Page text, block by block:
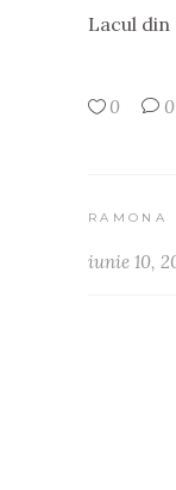
Lacul
0 0
RAMONA
iunie 10,